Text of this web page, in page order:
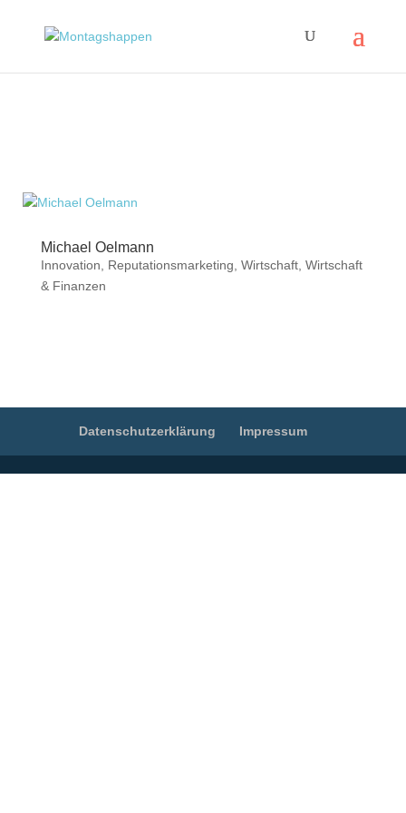
Michael Oelmann
Innovation Reputationsmarketing Wirtschaft, Wirtschaft
& Finanzen
Datenschutzerklärung Impressum